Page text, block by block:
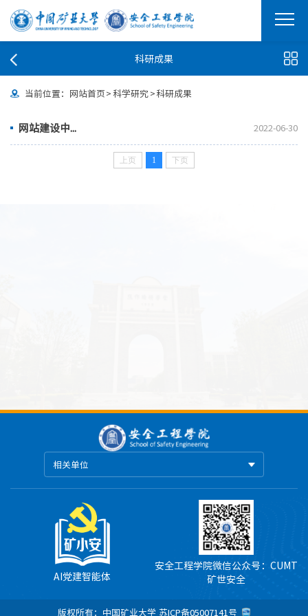
科研成果
当前位置： 网站首页> 科学研究>科研成果
网站建设中... 2022-06-30
上页 1 下页
相关单位
AI党建智能体
安全工程学院微信公众号：CUMT
矿世安全
版权所有：中国矿业大学 苏ICP备05007141号